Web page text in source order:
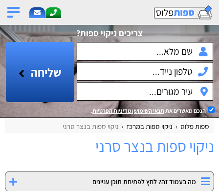
צריכים ניקוי ספות?
שליחה
הנכם מאשרים אתתנאי השימושומדיניות הפרטיות.
ספות פלוס ניקוי ספות במרכז ניקוי ספות בנצר סרני
ניקוי ספות בנצר סרני
מה בעמוד זה? לחץ לפתיחת תוכן עניינים